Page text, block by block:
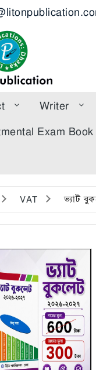
Writer
Exam Book
VAT ভ্যাট